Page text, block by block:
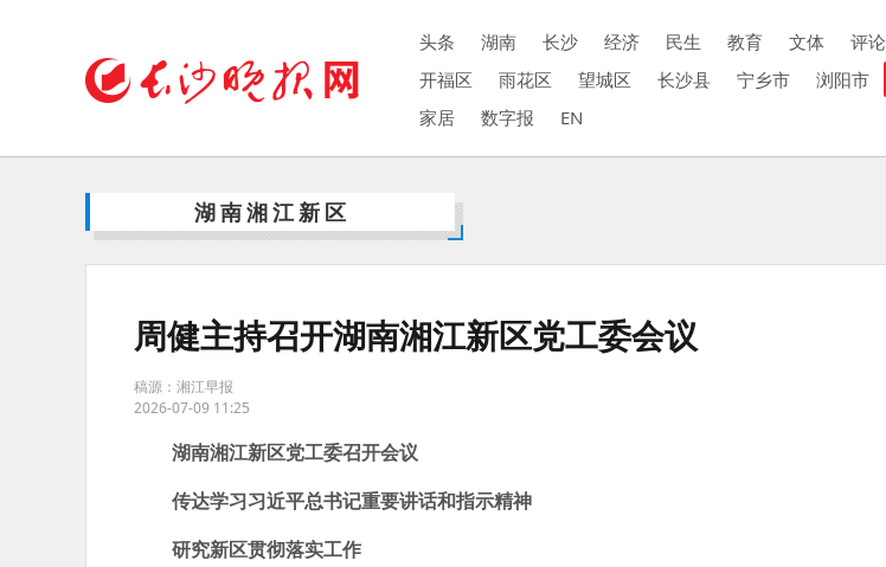
头条 湖南 长沙 经济 民生 教育 文体 评论
开福区
雨花区 望城区 长沙县 宁乡市 浏阳市
家居
数字报 EN
湖南湘江新区
周健主持召开湖南湘江新区党工委会议
稿源：湘江早报
2026-07-09 11:25
湖南湘江新区党工委召开会议
传达学习习近平总书记重要讲话和指示精神
研究新区贯彻落实工作